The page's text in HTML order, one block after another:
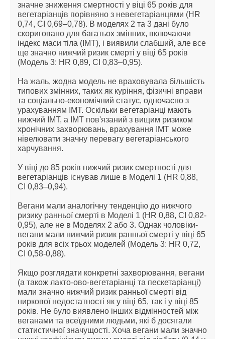
значне зниження смертності у віці 65 років для
вегетаріанців порівняно з невегетаріанцями (HR
0,74, CI 0,69–0,78). В моделях 2 та 3 дані було
скориговано для багатьох змінних, включаючи
індекс маси тіла (ІМТ), і виявили слабший, але все
ще значно нижчий ризик смерті у віці 65 років
(Модель 3: HR 0,89, CI 0,83–0,95).
На жаль, жодна модель не враховувала більшість
типових змінних, таких як куріння, фізичні вправи
та соціально-економічний статус, одночасно з
урахуванням ІМТ. Оскільки вегетаріанці мають
нижчий ІМТ, а ІМТ пов'язаний з вищим ризиком
хронічних захворювань, врахування ІМТ може
нівелювати значну перевагу вегетаріанського
харчування.
У віці до 85 років нижчий ризик смертності для
вегетаріанців існував лише в Моделі 1 (HR 0,88,
CI 0,83–0,94).
Вегани мали аналогічну тенденцію до нижчого
ризику ранньої смерті в Моделі 1 (HR 0,88, CI 0,82-
0,95), але не в Моделях 2 або 3. Однак чоловіки-
вегани мали нижчий ризик ранньої смерті у віці 65
років для всіх трьох моделей (Модель 3: HR 0,72,
CI 0,58-0,88).
Якщо розглядати конкретні захворювання, вегани
(а також лакто-ово-вегетаріанці та пескетаріанці)
мали значно нижчий ризик ранньої смерті від
ниркової недостатності як у віці 65, так і у віці 85
років. Не було виявлено інших відмінностей між
веганами та всеїдними людьми, які б досягали
статистичної значущості. Хоча вегани мали значно